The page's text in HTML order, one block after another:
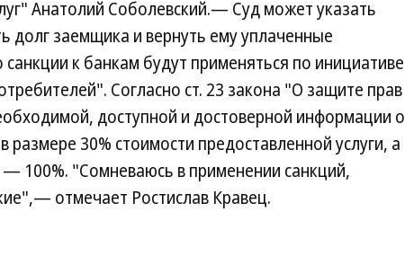
Анатолий Соболевский.— Суд может указать
долг заемщика и вернуть ему уплаченные
к банкам будут применяться по инициативе
Согласно ст. 23 закона "О защите прав
доступной и достоверной информации о
30% стоимости предоставленной услуги, а
100%. "Сомневаюсь в применении санкций,
отмечает Ростислав Кравец.